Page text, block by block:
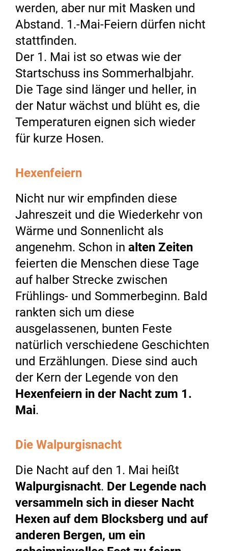
werden, aber nur mit Masken und
Abstand. 1.-Mai-Feiern dürfen nicht
stattfinden.
Der 1. Mai ist so etwas wie der
Startschuss ins Sommerhalbjahr.
Die Tage sind länger und heller, in
der Natur wächst und blüht es, die
Temperaturen eignen sich wieder
für kurze Hosen.
Hexenfeiern
Nicht nur wir empfinden diese
Jahreszeit und die Wiederkehr von
Wärme und Sonnenlicht als
angenehm. Schon in alten Zeiten
feierten die Menschen diese Tage
auf halber Strecke zwischen
Frühlings- und Sommerbeginn. Bald
rankten sich um diese
ausgelassenen, bunten Feste
natürlich verschiedene Geschichten
und Erzählungen. Diese sind auch
der Kern der Legende von den
Hexenfeiern in der Nacht zum 1.
Mai.
Die Walpurgisnacht
Die Nacht auf den 1. Mai heißt
Walpurgisnacht. Der Legende nach
versammeln sich in dieser Nacht
Hexen auf dem Blocksberg und auf
anderen Bergen, um ein